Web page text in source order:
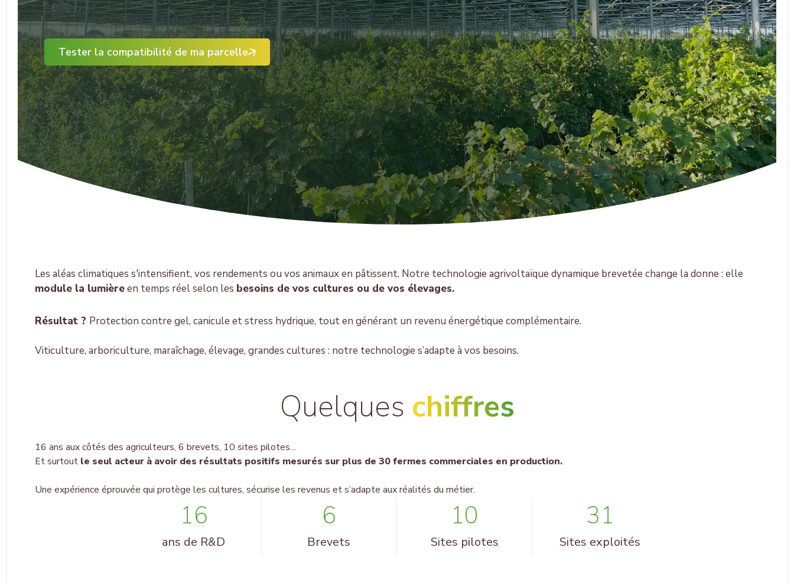
Tester la compatibilité de ma parcelle
Les aléas climatiques s'intensifient, vos rendements ou vos animaux en pâtissent. Notre technologie agrivoltaïque dynamique brevetée change la donne : elle
module la lumièreen temps réel selon les besoins de vos cultures ou de vos élevages.
Résultat ? Protection contre gel, canicule et stress hydrique, tout en générant un revenu énergétique complémentaire.
Viticulture, arboriculture, maraîchage, élevage, grandes cultures : notre technologie s’adapte à vos besoins.
Quelques chiffres
16 ans aux côtés des agriculteurs, 6 brevets, 10 sites pilotes…
Et surtout le seul acteur à avoir des résultats positifs mesurés sur plus de 30 fermes commerciales en production.
Une expérience éprouvée qui protège les cultures, sécurise les revenus et s’adapte aux réalités du métier.
16
ans de R&D
6
Brevets
10
Sites pilotes
31
Sites exploités